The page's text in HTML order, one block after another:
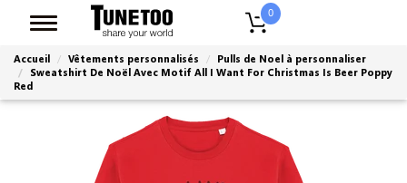
0
Accueil Vêtements personnalisés
Pulls de Noel à personnaliser
Sweatshirt De Noël Avec Motif All I Want For Christmas Is Beer Poppy
Red